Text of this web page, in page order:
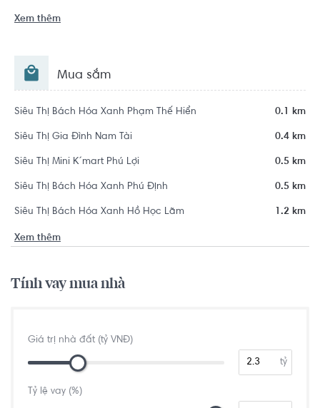
Xem thêm
Mua sắm
Siêu Thị Bách Hóa Xanh Phạm Thế Hiển 0.1 km
Siêu Thị Gia Đình Nam Tài 0.4 km
Siêu Thị Mini K´mart Phú Lợi 0.5 km
Siêu Thị Bách Hóa Xanh Phú Định 0.5 km
Siêu Thị Bách Hóa Xanh Hồ Học Lãm 1.2 km
Xem thêm
Tính vay mua nhà
Giá trị nhà đất (tỷ VNĐ)
tỷ
Tỷ lệ vay (%)